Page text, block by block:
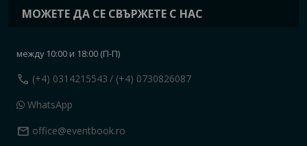
МОЖЕТЕ ДА СЕ СВЪРЖЕТЕ С НАС
между 10:00 и 18:00 (П-П)
call (+4) 0314215543 / (+4) 0730826087
WhatsApp
mail office@eventbook.ro